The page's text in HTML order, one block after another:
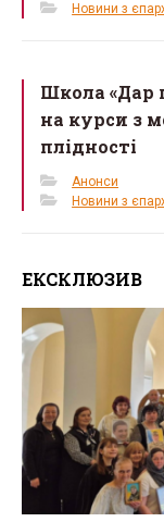
Новини з
Школа «Дар
на курси з
плідності
Анонси
Новини з
ЕКСКЛЮЗИВ